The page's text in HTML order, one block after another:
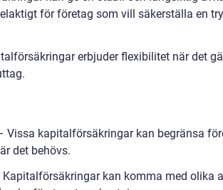
för företag som vill säkerställa en
erbjuder flexibilitet när det
Vissa kapitalförsäkringar kan begränsa
det behövs.
kan komma med olika